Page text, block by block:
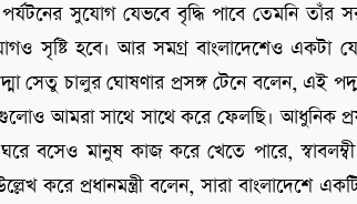
সুযোগ যেভবে বৃদ্ধি পাবে তেমনি তাঁর
সৃষ্টি হবে। আর সমগ্র বাংলাদেশেও একটা
সেতু চালুর ঘোষণার প্রসঙ্গ টেনে বলেন, এই
আমরা সাথে সাথে করে ফেলছি। আধুনিক
বসেও মানুষ কাজ করে খেতে পারে,
করে প্রধানমন্ত্রী বলেন, সারা বাংলাদেশে